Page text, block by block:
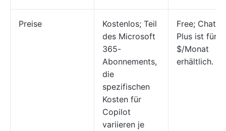
Preise
Kostenlos; Teil
des Microsoft
365-
Abonnements,
die
spezifischen
Kosten für
Copilot
variieren je
Free;
Plus ist für
$/Monat
erhältlich.